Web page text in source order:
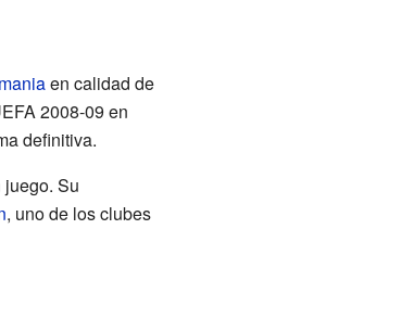
en calidad de
2008-09 en
definitiva.
Su
, uno de los clubes